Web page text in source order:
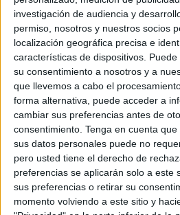
investigación de audiencia y
permiso, nosotros y nuestros socios
localización geográfica precisa e
características de dispositivos.
su consentimiento a nosotros y a
que llevemos a cabo el
forma alternativa, puede acceder a
cambiar sus preferencias antes de
consentimiento. Tenga en cuenta
sus datos personales puede no
pero usted tiene el derecho de
preferencias se aplicarán solo a este
sus preferencias o retirar su
momento volviendo a este sitio y
La Salle Córdoba
Claret Badajoz Concertado
SEK Alborán Almería
Buen Pastor Sevilla
Highlands Sevilla Privado